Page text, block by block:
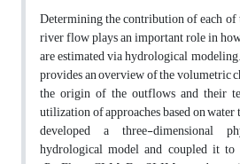
Determining the contribution of each of
river flow plays an important role in
are estimated via hydrological
provides an overview of the volumetric
the origin of the outflows and their
utilization of approaches based on
developed a three-dimensional
hydrological model and coupled it